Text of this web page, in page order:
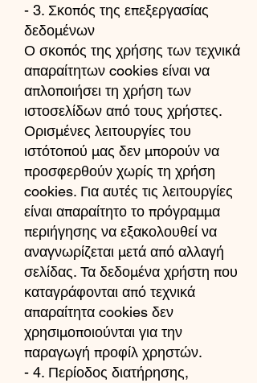
- 3. Σκοπός της επεξεργασίας
δεδομένων
Ο σκοπός της χρήσης των τεχνικά
απαραίτητων cookies είναι να
απλοποιήσει τη χρήση των
ιστοσελίδων από τους χρήστες.
Ορισμένες λειτουργίες του
ιστότοπού μας δεν μπορούν να
προσφερθούν χωρίς τη χρήση
cookies. Για αυτές τις λειτουργίες
είναι απαραίτητο το πρόγραμμα
περιήγησης να εξακολουθεί να
αναγνωρίζεται μετά από αλλαγή
σελίδας. Τα δεδομένα χρήστη που
καταγράφονται από τεχνικά
απαραίτητα cookies δεν
χρησιμοποιούνται για την
παραγωγή προφίλ χρηστών.
- 4. Περίοδος διατήρησης,